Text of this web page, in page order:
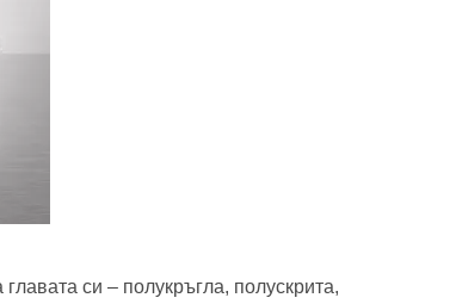
си – полукръгла, полускрита,